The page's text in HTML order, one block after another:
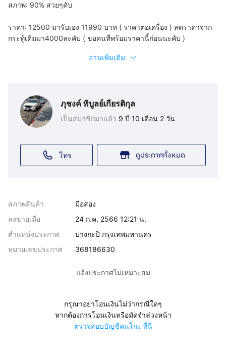
สภาพ: 90% สวยๆคับ
ราคา: 12500 มารับเอง 11990 บาท ( ราคาต่อเครื่อง ) ลดราคาจาก
กระทู้เดิมมา4000ละคับ ( ขอคนที่พร้อมราคานี้ก่อนนะคับ )
อ่านเพิ่มเติม
ภุชงค์ พิบูลย์เกียรติกุล
เป็นสมาชิกมาแล้ว 9 ปี 10 เดือน 2 วัน
โทร ดูประกาศทั้งหมด
สภาพสินค้า
มือสอง
ลงขายเมื่อ
24 ก.ค. 2566 12:21 น.
ตำแหน่งประกาศ
บางกะปิ กรุงเทพมหานคร
หมายเลขประกาศ
368186630
แจ้งประกาศไม่เหมาะสม
กรุณาอย่าโอนเงินไม่ว่ากรณีใดๆ
หากต้องการโอนเงินหรือมัดจำล่วงหน้า
ตรวจสอบบัญชีคนโกง ที่นี่